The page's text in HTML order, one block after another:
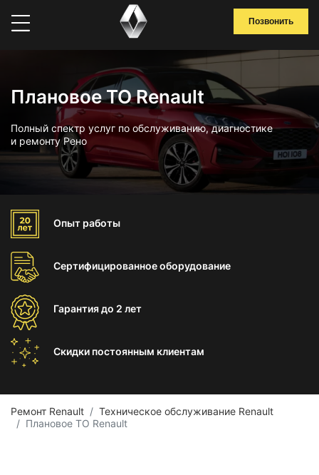
Позвонить
Плановое ТО Renault
Полный спектр услуг по обслуживанию, диагностике
и ремонту Рено
Опыт работы
Сертифицированноеоборудование
Гарантиядо 2 лет
Скидки постоянным клиентам
Ремонт Renault
Техническое обслуживание Renault
Плановое ТО Renault